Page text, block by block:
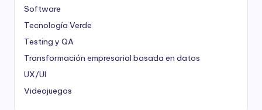
Software
Tecnología Verde
Testing y QA
Transformación empresarial basada en datos
UX/UI
Videojuegos